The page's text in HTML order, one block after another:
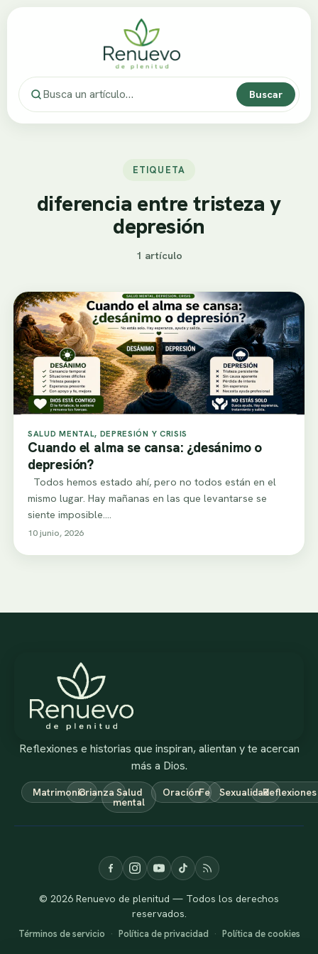
Buscar
ETIQUETA
diferencia entre tristeza y
depresión
1 artículo
SALUD MENTAL, DEPRESIÓN Y CRISIS
Cuando el alma se cansa: ¿desánimo o
depresión?
Todos hemos estado ahí, pero no todos están en el
mismo lugar. Hay mañanas en las que levantarse se
siente imposible.…
10 junio, 2026
Reflexiones e historias que inspiran, alientan y te acercan
más a Dios.
MatrimonioCrianza Salud
mental
OraciónFe SexualidadReflexiones
© 2026 Renuevo de plenitud — Todos los derechos
reservados.
Términos de servicio · Política de privacidad · Política de cookies